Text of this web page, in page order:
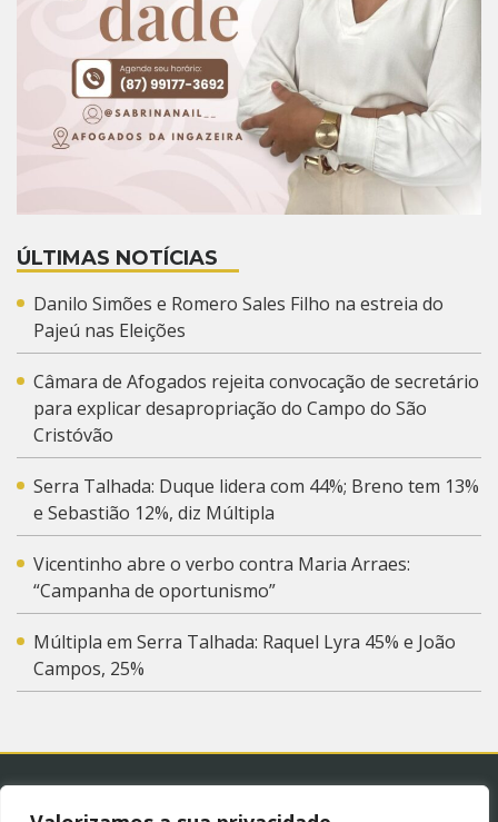
ÚLTIMAS NOTÍCIAS
Danilo Simões e Romero Sales Filho na estreia do
Pajeú nas Eleições
Câmara de Afogados rejeita convocação de secretário
para explicar desapropriação do Campo do São
Cristóvão
Serra Talhada: Duque lidera com 44%; Breno tem 13%
e Sebastião 12%, diz Múltipla
Vicentinho abre o verbo contra Maria Arraes:
“Campanha de oportunismo”
Múltipla em Serra Talhada: Raquel Lyra 45% e João
Campos, 25%